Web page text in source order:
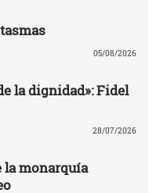
05/08/2026
la dignidad»: Fidel
28/07/2026
la monarquía